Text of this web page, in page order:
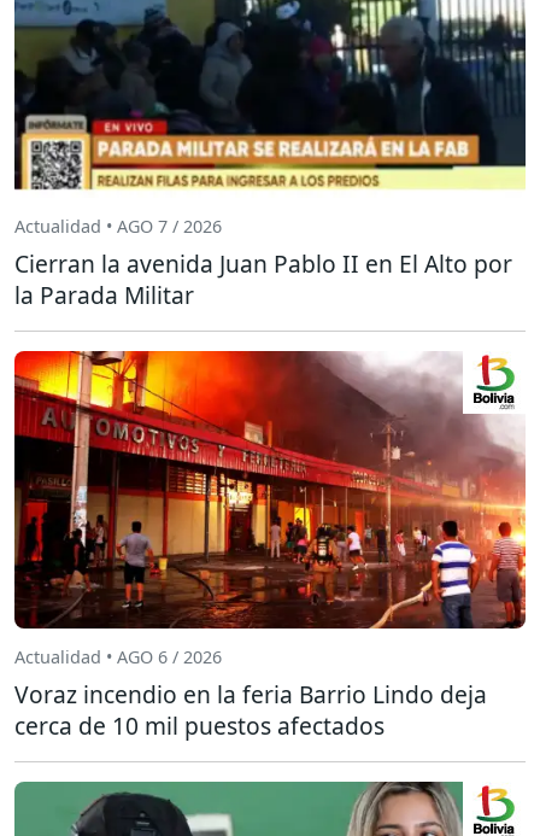
Actualidad • AGO 7 / 2026
Cierran la avenida Juan Pablo II en El Alto por
la Parada Militar
Actualidad • AGO 6 / 2026
Voraz incendio en la feria Barrio Lindo deja
cerca de 10 mil puestos afectados